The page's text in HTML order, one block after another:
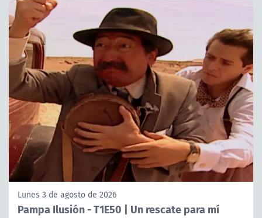
Lunes 3 de agosto de 2026
Pampa Ilusión - T1E50 | Un rescate para mí